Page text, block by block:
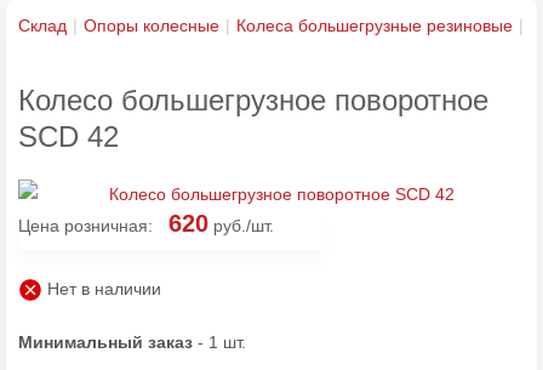
Склад Опоры колесные Колеса большегрузные резиновые
Колесо большегрузное поворотное
SCD 42
Цена розничная: 620 руб./шт.
Нет в наличии
Минимальный заказ - 1 шт.